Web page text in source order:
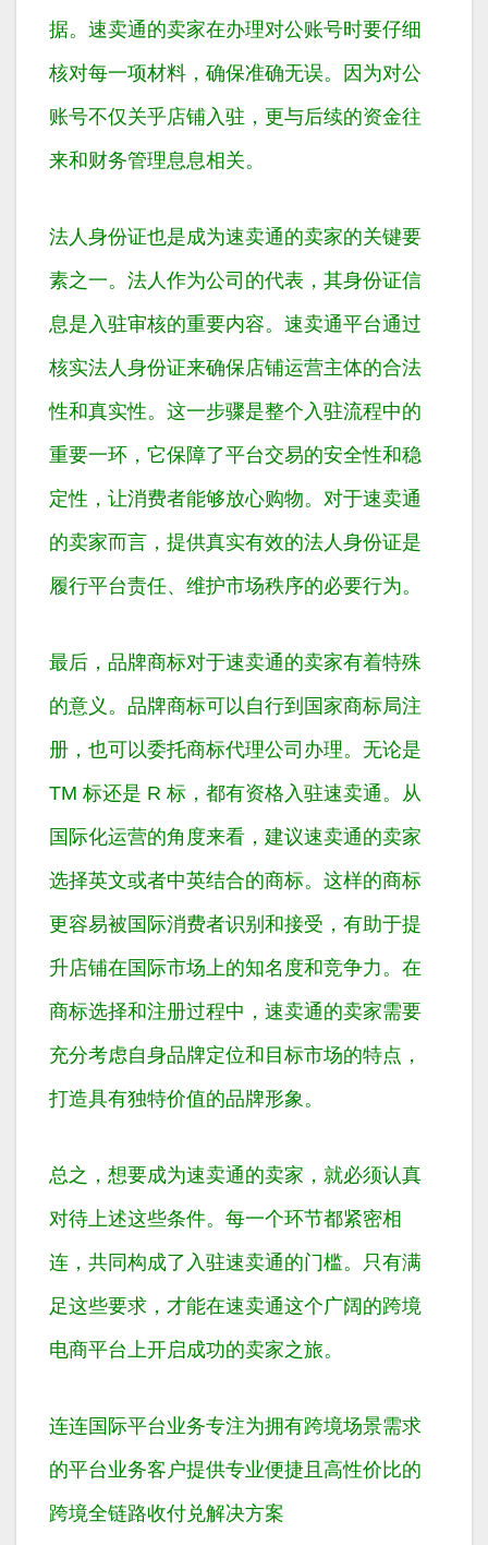
据。速卖通的卖家在办理对公账号时要仔细
核对每一项材料，确保准确无误。因为对公
账号不仅关乎店铺入驻，更与后续的资金往
来和财务管理息息相关。
法人身份证也是成为速卖通的卖家的关键要
素之一。法人作为公司的代表，其身份证信
息是入驻审核的重要内容。速卖通平台通过
核实法人身份证来确保店铺运营主体的合法
性和真实性。这一步骤是整个入驻流程中的
重要一环，它保障了平台交易的安全性和稳
定性，让消费者能够放心购物。对于速卖通
的卖家而言，提供真实有效的法人身份证是
履行平台责任、维护市场秩序的必要行为。
最后，品牌商标对于速卖通的卖家有着特殊
的意义。品牌商标可以自行到国家商标局注
册，也可以委托商标代理公司办理。无论是
TM 标还是 R 标，都有资格入驻速卖通。从
国际化运营的角度来看，建议速卖通的卖家
选择英文或者中英结合的商标。这样的商标
更容易被国际消费者识别和接受，有助于提
升店铺在国际市场上的知名度和竞争力。在
商标选择和注册过程中，速卖通的卖家需要
充分考虑自身品牌定位和目标市场的特点，
打造具有独特价值的品牌形象。
总之，想要成为速卖通的卖家，就必须认真
对待上述这些条件。每一个环节都紧密相
连，共同构成了入驻速卖通的门槛。只有满
足这些要求，才能在速卖通这个广阔的跨境
电商平台上开启成功的卖家之旅。
连连国际平台业务专注为拥有跨境场景需求
的平台业务客户提供专业便捷且高性价比的
跨境全链路收付兑解决方案